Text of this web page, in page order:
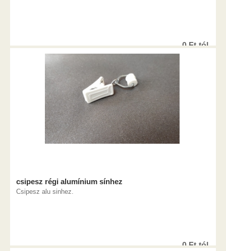
0Ft-tól
csipesz régi alumínium sínhez
Csipesz alu sinhez.
0Ft-tól